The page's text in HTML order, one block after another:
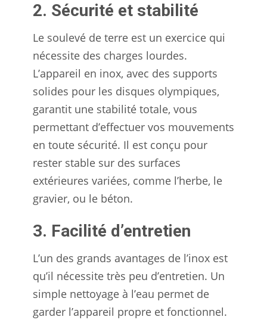
2. Sécurité et stabilité
Le soulevé de terre est un exercice qui
nécessite des charges lourdes.
L’appareil en inox, avec des supports
solides pour les disques olympiques,
garantit une stabilité totale, vous
permettant d’effectuer vos mouvements
en toute sécurité. Il est conçu pour
rester stable sur des surfaces
extérieures variées, comme l’herbe, le
gravier, ou le béton.
3. Facilité d’entretien
L’un des grands avantages de l’inox est
qu’il nécessite très peu d’entretien. Un
simple nettoyage à l’eau permet de
garder l’appareil propre et fonctionnel.